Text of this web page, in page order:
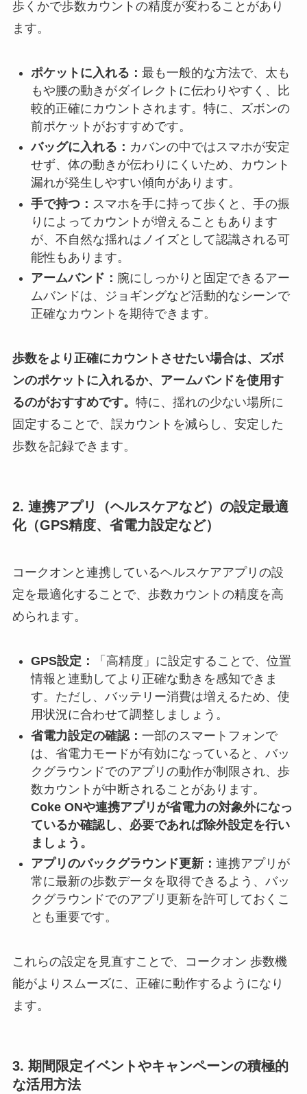
歩くかで歩数カウントの精度が変わることがあり
ます。
ポケットに入れる： 最も一般的な方法で、太も
もや腰の動きがダイレクトに伝わりやすく、比
較的正確にカウントされます。特に、ズボンの
前ポケットがおすすめです。
バッグに入れる： カバンの中ではスマホが安定
せず、体の動きが伝わりにくいため、カウント
漏れが発生しやすい傾向があります。
手で持つ： スマホを手に持って歩くと、手の振
りによってカウントが増えることもあります
が、不自然な揺れはノイズとして認識される可
能性もあります。
アームバンド： 腕にしっかりと固定できるアー
ムバンドは、ジョギングなど活動的なシーンで
正確なカウントを期待できます。
歩数をより正確にカウントさせたい場合は、ズボ
ンのポケットに入れるか、アームバンドを使用す
るのがおすすめです。 特に、揺れの少ない場所に
固定することで、誤カウントを減らし、安定した
歩数を記録できます。
2. 連携アプリ（ヘルスケアなど）の設定最適
化（GPS精度、省電力設定など）
コークオンと連携しているヘルスケアアプリの設
定を最適化することで、歩数カウントの精度を高
められます。
GPS設定：
「高精度」に設定することで、位置
情報と連動してより正確な動きを感知できま
す。ただし、バッテリー消費は増えるため、使
用状況に合わせて調整しましょう。
省電力設定の確認： 一部のスマートフォンで
は、省電力モードが有効になっていると、バッ
クグラウンドでのアプリの動作が制限され、歩
数カウントが中断されることがあります。
Coke ONや連携アプリが省電力の対象外になっ
ているか確認し、必要であれば除外設定を行い
ましょう。
アプリのバックグラウンド更新： 連携アプリが
常に最新の歩数データを取得できるよう、バッ
クグラウンドでのアプリ更新を許可しておくこ
とも重要です。
これらの設定を見直すことで、コークオン 歩数機
能がよりスムーズに、正確に動作するようになり
ます。
3. 期間限定イベントやキャンペーンの積極的
な活用方法